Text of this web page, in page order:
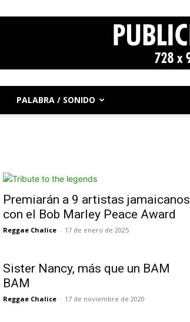
PALABRA / SONIDO
Premiarán a 9 artistas jamaicanos
con el Bob Marley Peace Award
Reggae Chalice - 17 de enero de 2025
Sister Nancy, más que un BAM
BAM
Reggae Chalice - 17 de noviembre de 2020